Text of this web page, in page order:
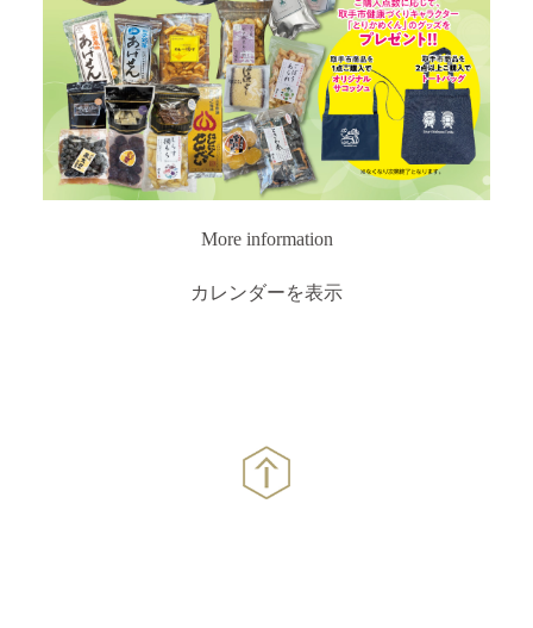
More information
カレンダーを表示